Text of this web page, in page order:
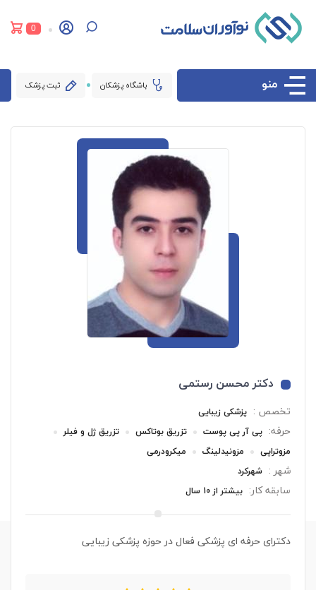
0
منو باشگاه پزشکان ثبت پزشک
دکتر محسن رستمی
تخصص : پزشکی زیبایی
حرفه: پی آر پی پوست تزریق بوتاکس
تزریق ژل و فیلر
مزوتراپی
مزونیدلینگ میکرودرمی
شهر : شهرکرد
سابقه کار: بیشتر از 10 سال
دکترای حرفه ای پزشکی فعال در حوزه پزشکی زیبایی